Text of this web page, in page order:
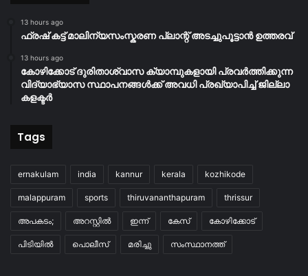
13 hours ago
ഫ്രഷ് കട്ട് മാലിന്യസംസ്കരണ പ്ലാന്റ് അടച്ചുപൂട്ടാൻ ഉത്തരവ്
13 hours ago
കോഴിക്കോട് ദുരിതാശ്വാസ ക്യാമ്പുകളായി പ്രവര്‍ത്തിക്കുന്ന
വിദ്യാഭ്യാസ സ്ഥാപനങ്ങള്‍ക്ക് അവധി പ്രഖ്യാപിച്ച് ജില്ലാ
കളക്ടർ
Tags
ernakulam india kannur kerala kozhikode
malappuram sports thiruvananthapuram thrissur
അപകടം; അറസ്റ്റിൽ ഇന്ന് കേസ് കോഴിക്കോട്
പിടിയിൽ പൊലീസ് മരിച്ചു സംസ്ഥാനത്ത്